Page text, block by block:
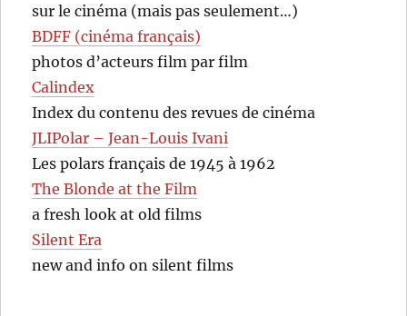
sur le cinéma (mais pas seulement…)
BDFF (cinéma français)
photos d’acteurs film par film
Calindex
Index du contenu des revues de cinéma
JLIPolar – Jean-Louis Ivani
Les polars français de 1945 à 1962
The Blonde at the Film
a fresh look at old films
Silent Era
new and info on silent films